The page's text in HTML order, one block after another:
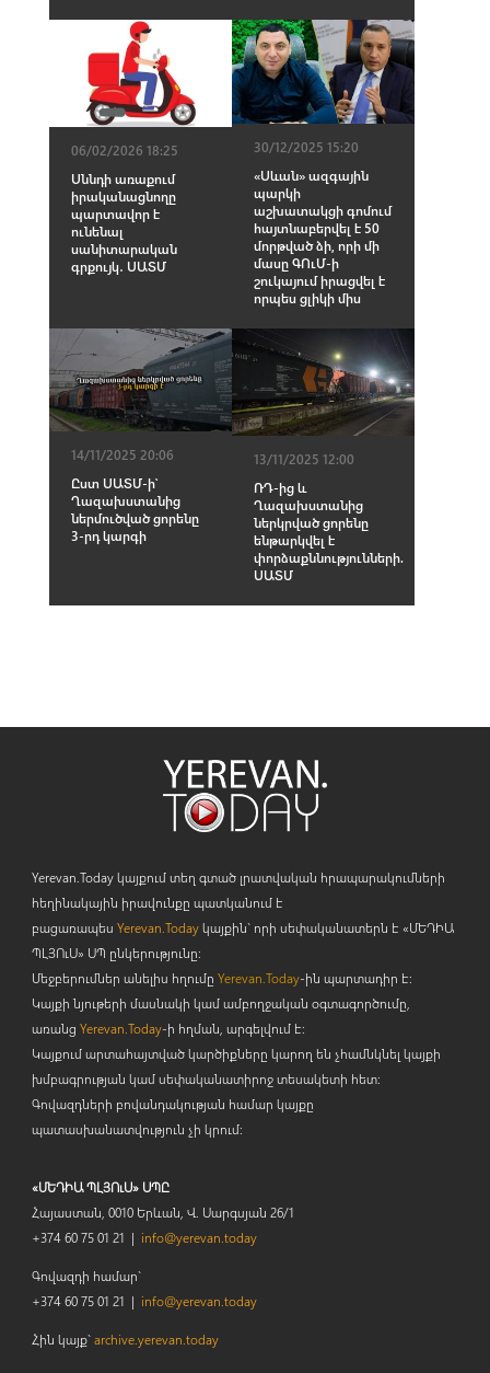
06/02/2026 18:25
Սննդի առաքում
իրականացնողը
պարտավոր է
ունենալ
սանիտարական
գրքույկ․ ՍԱՏՄ
30/12/2025 15:20
«Սևան» ազգային
պարկի
աշխատակցի գոմում
հայտնաբերվել է 50
մորթված ձի, որի մի
մասը ԳՈւՄ-ի
շուկայում իրացվել է
որպես ցլիկի միս
14/11/2025 20:06
Ըստ ՍԱՏՄ-ի՝
Ղազախստանից
ներմուծված ցորենը
3-րդ կարգի
13/11/2025 12:00
ՌԴ-ից և
Ղազախստանից
ներկրված ցորենը
ենթարկվել է
փորձաքննությունների.
ՍԱՏՄ
Yerevan.Today կայքում տեղ գտած լրատվական հրապարակումների
հեղինակային իրավունքը պատկանում է
բացառապես Yerevan.Todayկայքին` որի սեփականատերն է «ՄԵԴԻԱ
ՊԼՅՈւՍ» ՍՊ ընկերությունը։
Մեջբերումներ անելիս հղումը Yerevan.Today-ին պարտադիր է:
Կայքի նյութերի մասնակի կամ ամբողջական օգտագործումը,
առանց Yerevan.Today-ի հղման, արգելվում է:
Կայքում արտահայտված կարծիքները կարող են չհամնկնել կայքի
խմբագրության կամ սեփականատիրոջ տեսակետի հետ:
Գովազդների բովանդակության համար կայքը
պատասխանատվություն չի կրում:
«ՄԵԴԻԱ ՊԼՅՈւՍ» ՍՊԸ
Հայաստան, 0010 Երևան, Վ. Սարգսյան 26/1
+374 60 75 01 21 | info@yerevan.today
Գովազդի համար`
+374 60 75 01 21 | info@yerevan.today
Հին կայք`archive.yerevan.today